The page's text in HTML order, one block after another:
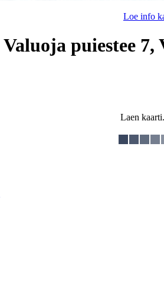
Loe info
Valuoja puiestee
Laen